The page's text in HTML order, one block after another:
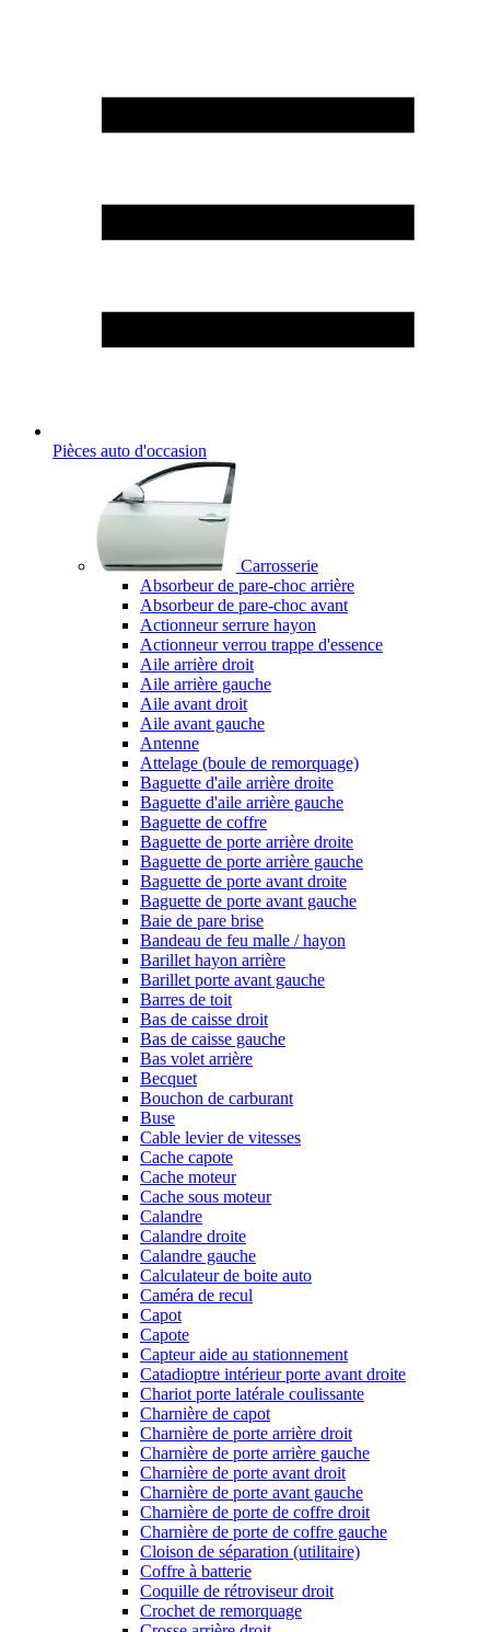
Pièces auto d'occasion
Carrosserie
Absorbeur de pare-choc arrière
Absorbeur de pare-choc avant
Actionneur serrure hayon
Actionneur verrou trappe d'essence
Aile arrière droit
Aile arrière gauche
Aile avant droit
Aile avant gauche
Antenne
Attelage (boule de remorquage)
Baguette d'aile arrière droite
Baguette d'aile arrière gauche
Baguette de coffre
Baguette de porte arrière droite
Baguette de porte arrière gauche
Baguette de porte avant droite
Baguette de porte avant gauche
Baie de pare brise
Bandeau de feu malle / hayon
Barillet hayon arrière
Barillet porte avant gauche
Barres de toit
Bas de caisse droit
Bas de caisse gauche
Bas volet arrière
Becquet
Bouchon de carburant
Buse
Cable levier de vitesses
Cache capote
Cache moteur
Cache sous moteur
Calandre
Calandre droite
Calandre gauche
Calculateur de boite auto
Caméra de recul
Capot
Capote
Capteur aide au stationnement
Catadioptre intérieur porte avant droite
Chariot porte latérale coulissante
Charnière de capot
Charnière de porte arrière droit
Charnière de porte arrière gauche
Charnière de porte avant droit
Charnière de porte avant gauche
Charnière de porte de coffre droit
Charnière de porte de coffre gauche
Cloison de séparation (utilitaire)
Coffre à batterie
Coquille de rétroviseur droit
Crochet de remorquage